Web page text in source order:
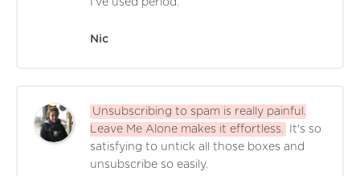
Nic
Unsubscribing to spam is really painful.
Leave Me Alone makes it effortless.
It's so
satisfying to untick all those boxes and
unsubscribe so easily.